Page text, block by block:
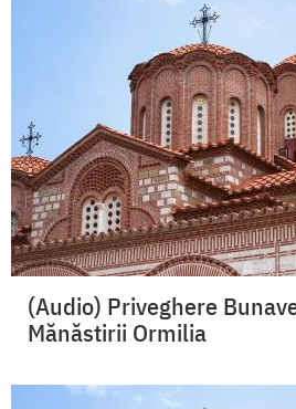
(Audio) Priveghere
Mănăstirii Ormilia